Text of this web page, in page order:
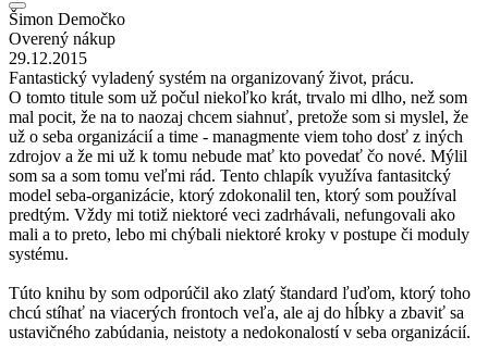
Šimon Demočko
Overený nákup
29.12.2015
Fantastický vyladený systém na organizovaný život, prácu.
O tomto titule som už počul niekoľko krát, trvalo mi dlho, než som
mal pocit, že na to naozaj chcem siahnuť, pretože som si myslel, že
už o seba organizácií a time - managmente viem toho dosť z iných
zdrojov a že mi už k tomu nebude mať kto povedať čo nové. Mýlil
som sa a som tomu veľmi rád. Tento chlapík využíva fantasitcký
model seba-organizácie, ktorý zdokonalil ten, ktorý som používal
predtým. Vždy mi totiž niektoré veci zadrhávali, nefungovali ako
mali a to preto, lebo mi chýbali niektoré kroky v postupe či moduly
systému.
Túto knihu by som odporúčil ako zlatý štandard ľuďom, ktorý toho
chcú stíhať na viacerých frontoch veľa, ale aj do hĺbky a zbaviť sa
ustavičného zabúdania, neistoty a nedokonalostí v seba organizácií.